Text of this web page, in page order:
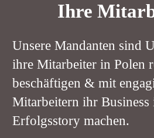
Ihre
Unsere Mandanten sind
ihre Mitarbeiter in Polen
beschäftigen & mit
Mitarbeitern ihr Business
Erfolgsstory machen.